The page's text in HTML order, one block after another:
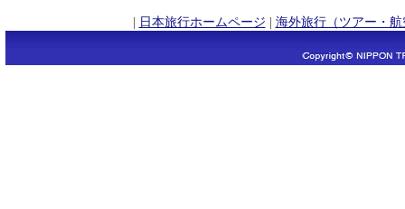
| 日本旅行ホームページ | 海外旅行（ツアー・航